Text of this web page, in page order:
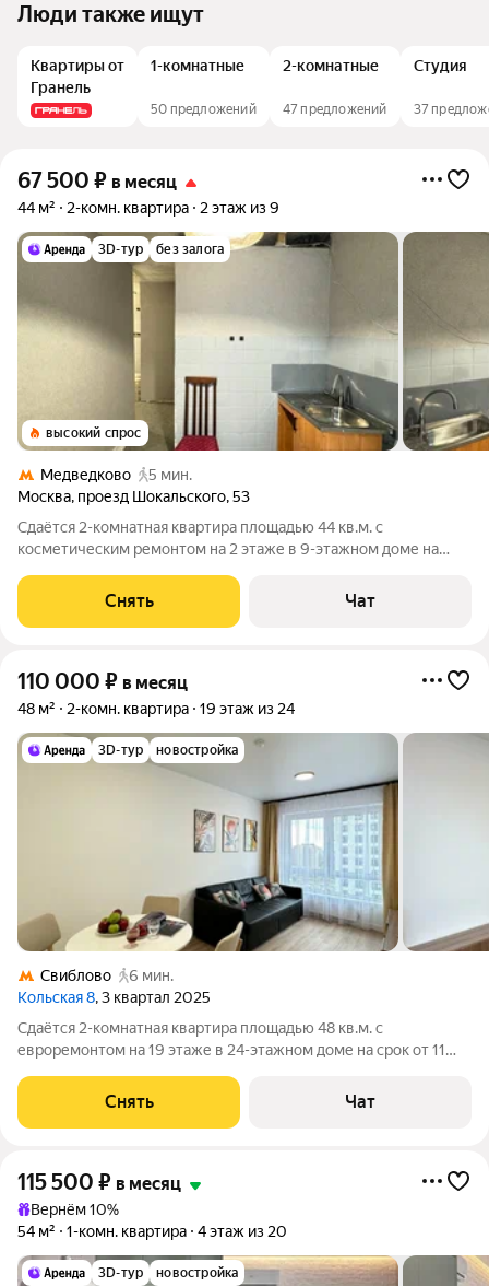
Люди также ищут
Квартиры от
Гранель
1-комнатные
50 предложений
2-комнатные
47 предложений
Студия
37
67 500 ₽ в месяц
44 м² 2-комн. квартира 2 этаж из 9
3D-тур без залога
высокий спрос
Медведково
5 мин.
Москва, проезд Шокальского,53
Сдаётся 2-комнатная квартира площадью 44 кв.м. с
косметическим ремонтом на 2 этаже в 9-этажном доме на
Холодильник Микроволновка Дом - панельный, окна выходят
на улицу. В подъезде 1 лифт - 0
Снять Чат
110 000 ₽ в месяц
48 м² 2-комн. квартира 19 этаж из 24
3D-тур новостройка
Свиблово
6 мин.
Кольская 8, 3 квартал 2025
Сдаётся 2-комнатная квартира площадью 48 кв.м. с
евроремонтом на 19 этаже в 24-этажном доме на срок от 11
Сушильная машина Холодильник Посудомоечная машина
Система очистки воды для питья
Снять Чат
115 500 ₽ в месяц
Вернём 10%
54 м²
1-комн. квартира 4 этаж из 20
3D-тур новостройка